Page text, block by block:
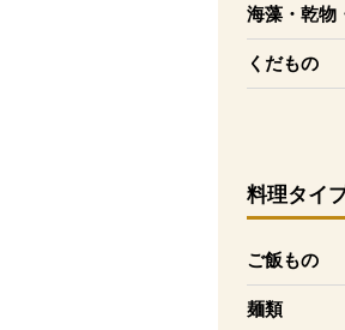
海藻・乾物
を開く
くだもの
を開く
料理タイ
ご飯もの
を開く
麺類
を開く